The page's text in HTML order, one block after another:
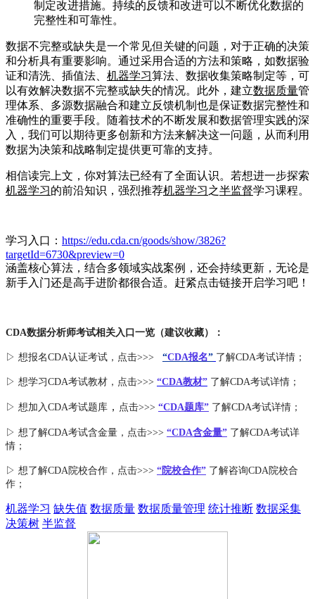
制定改进措施。持续的反馈和改进可以不断优化数据的
完整性和可靠性。
数据不完整或缺失是一个常见但关键的问题，对于正确的决策
和分析具有重要影响。通过采用合适的方法和策略，如数据验
证和清洗、插值法、 机器学习算法、数据收集策略制定等，可
以有效解决数据不完整或缺失的情况。此外，建立数据质量管
理体系、多源数据融合和建立反馈机制也是保证数据完整性和
准确性的重要手段。随着技术的不断发展和数据管理实践的深
入，我们可以期待更多创新和方法来解决这一问题，从而利用
数据为决策和战略制定提供更可靠的支持。
相信读完上文，你对算法已经有了全面认识。若想进一步探索
机器学习的前沿知识，强烈推荐机器学习之半监督学习课程。
学习入口： https://edu.cda.cn/goods/show/3826?
targetId=6730&preview=0
涵盖核心算法，结合多领域实战案例，还会持续更新，无论是
新手入门还是高手进阶都很合适。赶紧点击链接开启学习吧！
CDA数据分析师考试相关入口一览（建议收藏）：
▷ 想报名CDA认证考试，点击>>> “CDA报名” 了解CDA考试详情；
▷ 想学习CDA考试教材，点击>>> “CDA教材” 了解CDA考试详情；
▷ 想加入CDA考试题库 ， 点击>>> “CDA题库” 了解CDA考试详情；
▷ 想了解CDA考试含金量 ，点击>>> “CDA含金量” 了解CDA考试详
情；
▷ 想了解CDA院校合作 ，点击>>> “院校合作” 了解咨询CDA院校合
作；
机器学习 缺失值 数据质量 数据质量管理 统计推断 数据采集
决策树 半监督